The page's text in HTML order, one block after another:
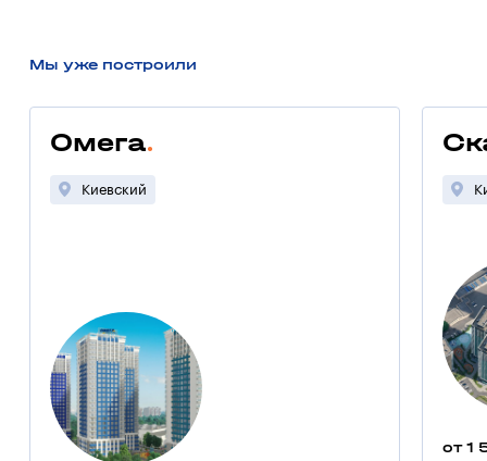
Мы уже построили
Омега
Киевский
от 1